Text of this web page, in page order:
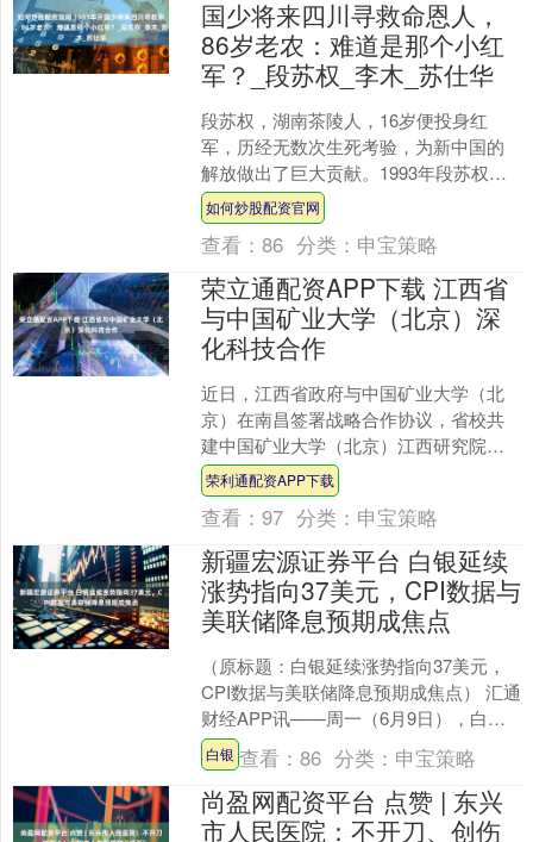
国少将来四川寻救命恩人，
86岁老农：难道是那个小红
军？_段苏权_李木_苏仕华
段苏权，湖南茶陵人，16岁便投身红
军，历经无数次生死考验，为新中国的
解放做出了巨大贡献。1993年段苏权去
世后，任弼时的夫人陈琮瑛出席了他的
悼念会。在会上，她回....
如何炒股配资官网
查看：86 分类： 申宝策略
荣立通配资APP下载 江西省
与中国矿业大学（北京）深
化科技合作
近日，江西省政府与中国矿业大学（北
京）在南昌签署战略合作协议，省校共
建中国矿业大学（北京）江西研究院
（以下简称江西研究院），助力江西有
色金属产业高质量发展。 江....
荣利通配资APP下载
查看：97 分类： 申宝策略
新疆宏源证券平台 白银延续
涨势指向37美元，CPI数据与
美联储降息预期成焦点
（原标题：白银延续涨势指向37美元，
CPI数据与美联储降息预期成焦点） 汇通
财经APP讯——周一（6月9日），白银
价格连续第三个交易日延续涨势，得益
于近期突破3....
白银 查看：86 分类： 申宝策略
尚盈网配资平台 点赞 | 东兴
市人民医院：不开刀、创伤